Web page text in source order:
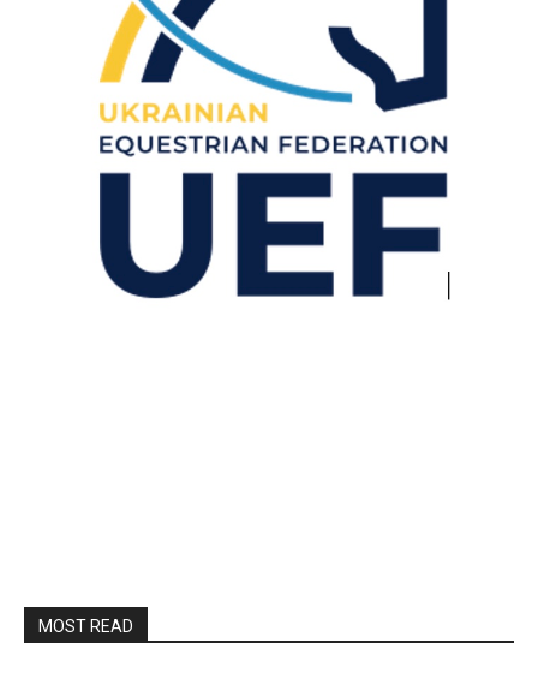
MOST READ